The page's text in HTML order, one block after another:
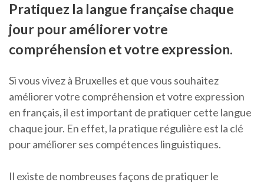
Pratiquez la langue française chaque
jour pour améliorer votre
compréhension et votre expression.
Si vous vivez à Bruxelles et que vous souhaitez
améliorer votre compréhension et votre expression
en français, il est important de pratiquer cette langue
chaque jour. En effet, la pratique régulière est la clé
pour améliorer ses compétences linguistiques.
Il existe de nombreuses façons de pratiquer le